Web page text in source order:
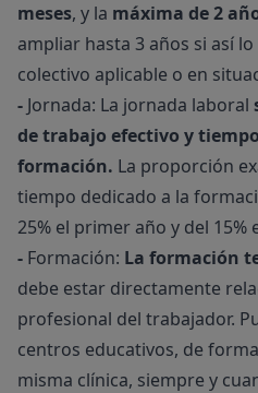
meses, y la máxima de 2
ampliar hasta 3 años si así
colectivo aplicable o en
- Jornada: La jornada laboral
de trabajo efectivo y
formación. La proporción
tiempo dedicado a la
25% el primer año y del
- Formación: La formación
debe estar directamente
profesional del trabajador.
centros educativos, de
misma clínica, siempre y